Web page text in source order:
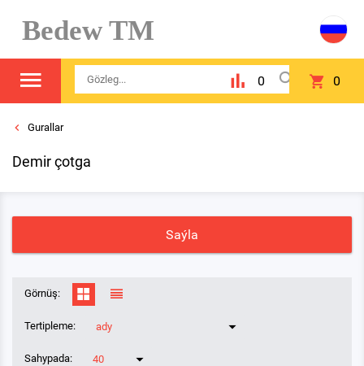
Bedew TM
0 0
Gurallar
Demir çotga
Saýla
Görnüş:
Tertipleme: ady
Sahypada: 40